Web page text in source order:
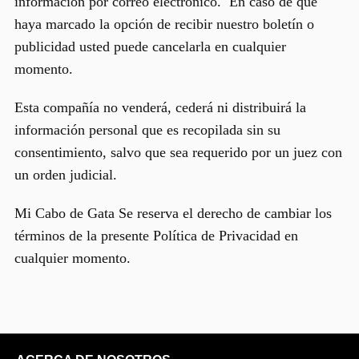
haya marcado la opción de recibir nuestro boletín o
publicidad usted puede cancelarla en cualquier
momento.
Esta compañía no venderá, cederá ni distribuirá la
información personal que es recopilada sin su
consentimiento, salvo que sea requerido por un juez con
un orden judicial.
Mi Cabo de Gata Se reserva el derecho de cambiar los
términos de la presente Política de Privacidad en
cualquier momento.